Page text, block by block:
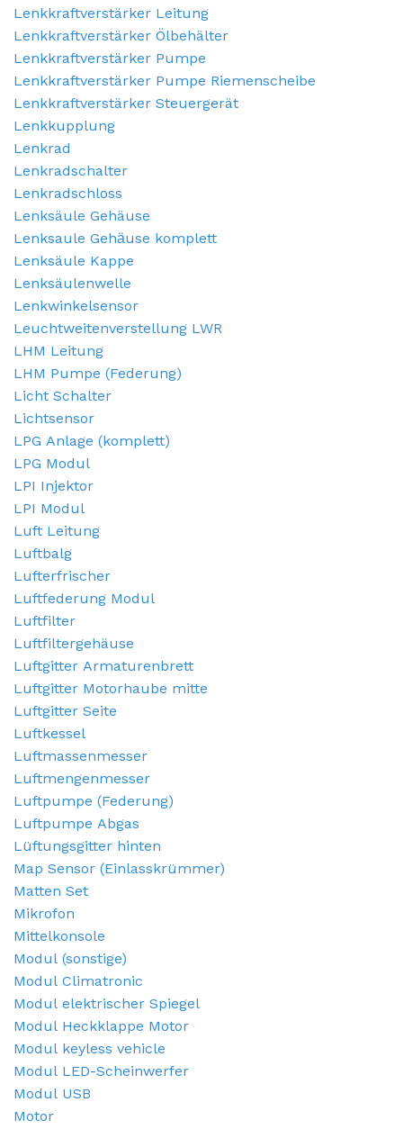
Lenkkraftverstärker Leitung
Lenkkraftverstärker Ölbehälter
Lenkkraftverstärker Pumpe
Lenkkraftverstärker Pumpe Riemenscheibe
Lenkkraftverstärker Steuergerät
Lenkkupplung
Lenkrad
Lenkradschalter
Lenkradschloss
Lenksäule Gehäuse
Lenksaule Gehӓuse komplett
Lenksäule Kappe
Lenksäulenwelle
Lenkwinkelsensor
Leuchtweitenverstellung LWR
LHM Leitung
LHM Pumpe (Federung)
Licht Schalter
Lichtsensor
LPG Anlage (komplett)
LPG Modul
LPI Injektor
LPI Modul
Luft Leitung
Luftbalg
Lufterfrischer
Luftfederung Modul
Luftfilter
Luftfiltergehäuse
Luftgitter Armaturenbrett
Luftgitter Motorhaube mitte
Luftgitter Seite
Luftkessel
Luftmassenmesser
Luftmengenmesser
Luftpumpe (Federung)
Luftpumpe Abgas
Lüftungsgitter hinten
Map Sensor (Einlasskrümmer)
Matten Set
Mikrofon
Mittelkonsole
Modul (sonstige)
Modul Climatronic
Modul elektrischer Spiegel
Modul Heckklappe Motor
Modul keyless vehicle
Modul LED-Scheinwerfer
Modul USB
Motor